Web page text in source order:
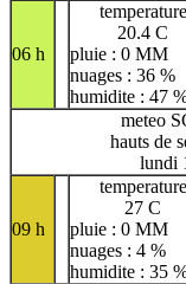
06 h
temperature
20.4 C
pluie : 0 MM
nuages : 36 %
humidite : 47
meteo
hauts de
lundi
09 h
temperature
27 C
pluie : 0 MM
nuages : 4 %
humidite : 35